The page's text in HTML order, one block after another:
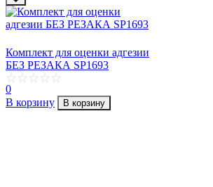
Комплект для оценки адгезии
БЕЗ РЕЗАКА SP1693
0
В корзину
В корзину